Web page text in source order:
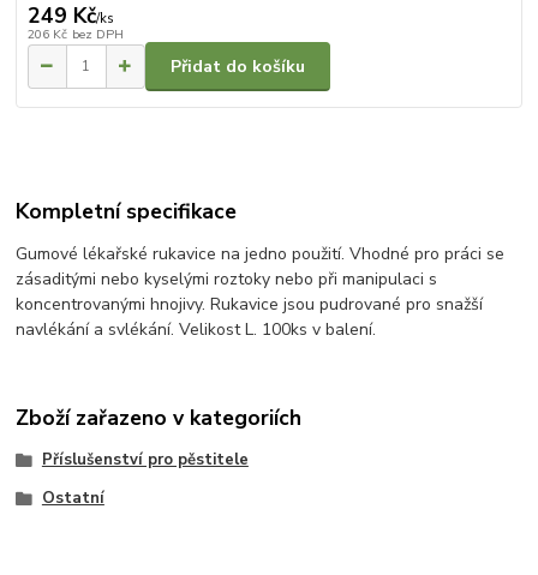
249 Kč/ks
206 Kč bez DPH
Přidat do košíku
Kompletní specifikace
Gumové lékařské rukavice na jedno použití. Vhodné pro práci se
zásaditými nebo kyselými roztoky nebo při manipulaci s
koncentrovanými hnojivy. Rukavice jsou pudrované pro snažší
navlékání a svlékání. Velikost L. 100ks v balení.
Zboží zařazeno v kategoriích
Příslušenství pro pěstitele
Ostatní